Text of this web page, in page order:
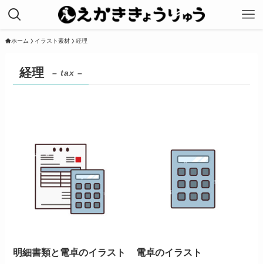
ホーム イラスト素材 経理
経理 – tax –
明細書類と電卓のイラスト 電卓のイラスト